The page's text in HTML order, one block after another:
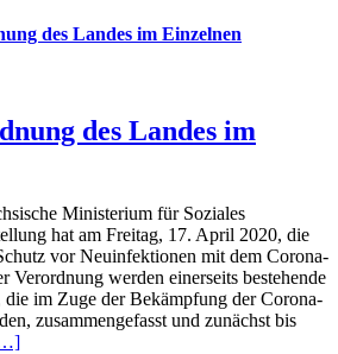
des Landes im Einzelnen
des Landes im
Ministerium für Soziales
hat am Freitag, 17. April 2020, die
vor Neuinfektionen mit dem Corona-
Verordnung werden einerseits bestehende
die im Zuge der Bekämpfung der Corona-
zusammengefasst und zunächst bis